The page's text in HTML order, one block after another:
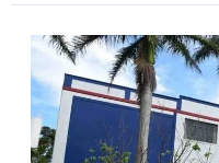
Engenharia
Civil,
Psicopedagogia,
e